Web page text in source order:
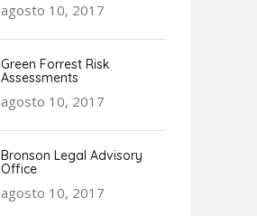
agosto 10, 2017
Green Forrest Risk
Assessments
agosto 10, 2017
Bronson Legal Advisory
Office
agosto 10, 2017